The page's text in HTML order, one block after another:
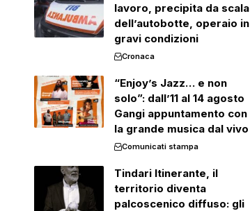
lavoro, precipita da scala
dell’autobotte, operaio in
gravi condizioni
Cronaca
“Enjoy’s Jazz… e non
solo”: dall’11 al 14 agosto
Gangi appuntamento con
la grande musica dal vivo
Comunicati stampa
Tindari Itinerante, il
territorio diventa
palcoscenico diffuso: gli